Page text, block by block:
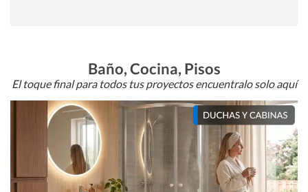
Baño, Cocina, Pisos
El toque final para todos tus proyectos encuentralo solo aquí